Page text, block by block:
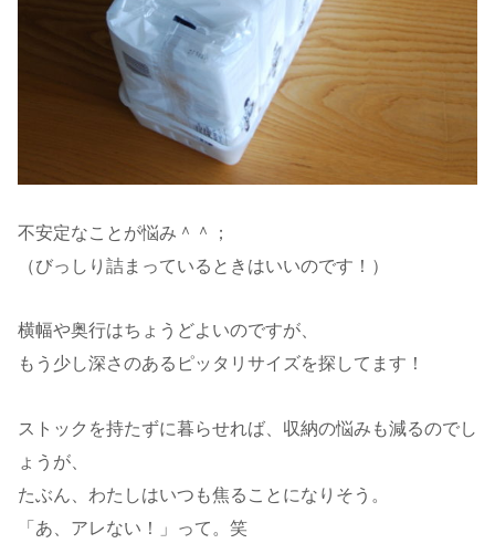
不安定なことが悩み＾＾；
（びっしり詰まっているときはいいのです！）
横幅や奥行はちょうどよいのですが、
もう少し深さのあるピッタリサイズを探してます！
ストックを持たずに暮らせれば、収納の悩みも減るのでし
ょうが、
たぶん、わたしはいつも焦ることになりそう。
「あ、アレない！」って。笑